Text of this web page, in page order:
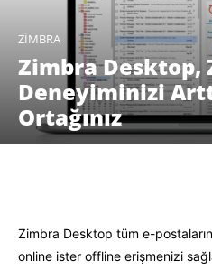
ZIMBRA
Zimbra Desktop,
Deneyiminizi
Ortağınız
Zimbra Desktop tüm e-
online ister offline erişmenizi